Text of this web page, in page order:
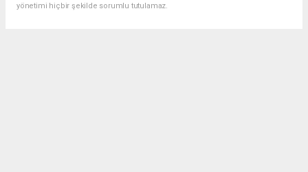
yönetimi hiçbir şekilde sorumlu tutulamaz.